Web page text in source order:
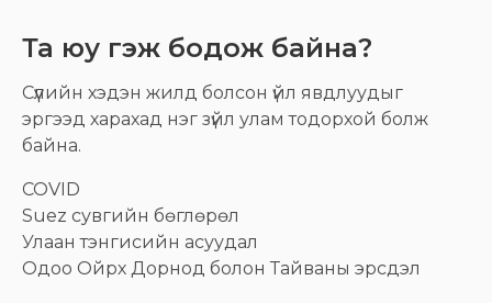
Та юу гэж бодож байна?
Сүүлийн хэдэн жилд болсон үйл явдлуудыг
эргээд харахад нэг зүйл улам тодорхой болж
байна.
COVID
Suez сувгийн бөглөрөл
Улаан тэнгисийн асуудал
Одоо Ойрх Дорнод болон Тайваны эрсдэл